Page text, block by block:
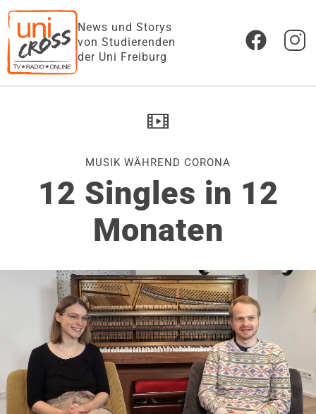
News und Storys
von Studierenden
der Uni Freiburg
MUSIK WÄHREND CORONA
12 Singles in 12
Monaten